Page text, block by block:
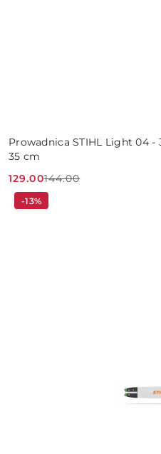
Prowadnica STIHL Light 04 -
35 cm
Cena
promocyjna:
129.00
Cena
przed
144.00
-13%